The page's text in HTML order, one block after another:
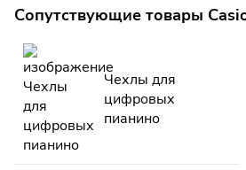
Сопутствующие товары
Чехлы для
цифровых
пианино